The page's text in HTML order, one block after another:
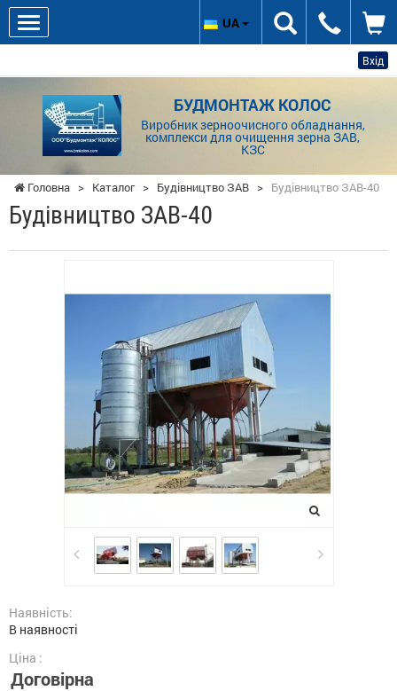
Вхід
БУДМОНТАЖ КОЛОС
Виробник зерноочисного обладнання,
комплекси для очищення зерна ЗАВ,
КЗС
UA
Головна > Каталог > Будівництво ЗАВ > Будівництво ЗАВ-40
Будівництво ЗАВ-40
Наявність:
В наявності
Ціна :
Договірна